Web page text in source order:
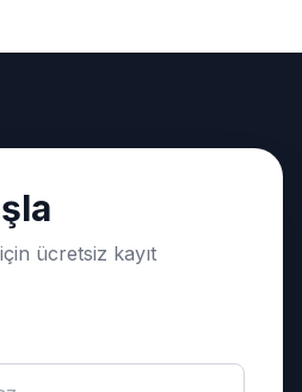
ücretsiz kayıt